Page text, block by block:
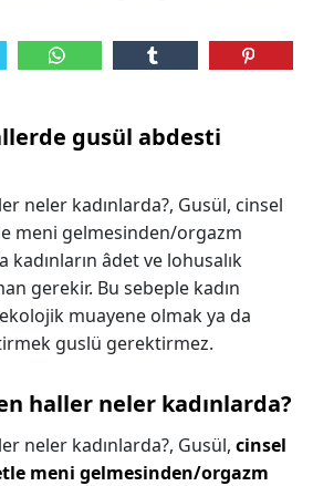
gusül abdesti
neler kadınlarda?, Gusül, cinsel
meni gelmesinden/orgazm
kadınların âdet ve lohusalık
gerekir. Bu sebeple kadın
muayene olmak ya da
guslü gerektirmez.
haller neler kadınlarda?
neler kadınlarda?, Gusül, cinsel
meni gelmesinden/orgazm